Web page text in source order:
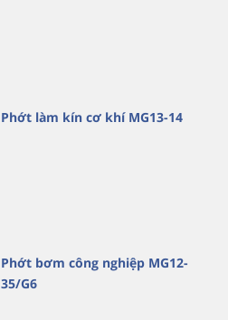
Phớt làm kín cơ khí MG13-14
Phớt bơm công nghiệp MG12-
35/G6